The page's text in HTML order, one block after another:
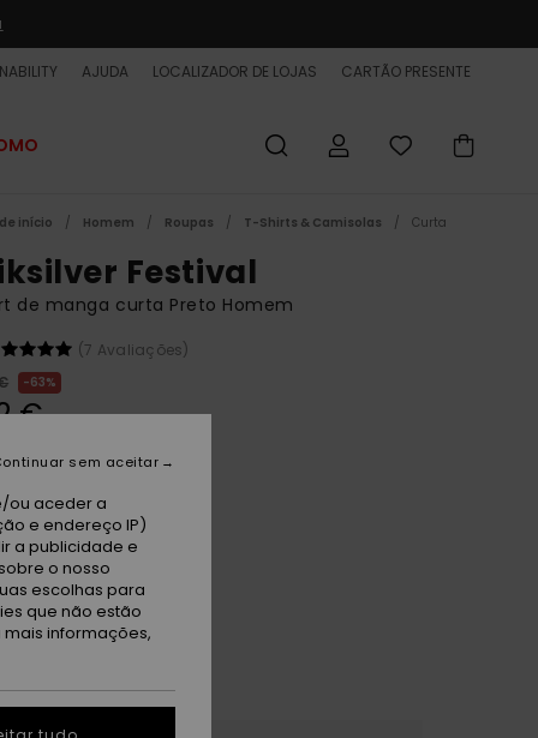
AJUDA LOCALIZADOR DE LOJAS CARTÃO PRESENTE
início Homem Roupas T-Shirts & Camisolas Curta
Festival
de manga curta Preto Homem
(7 Avaliações)
63%
€
ou aceder a
e endereço IP)
a publicidade e
o nosso
escolhas para
que não estão
informações,
sem aceitar